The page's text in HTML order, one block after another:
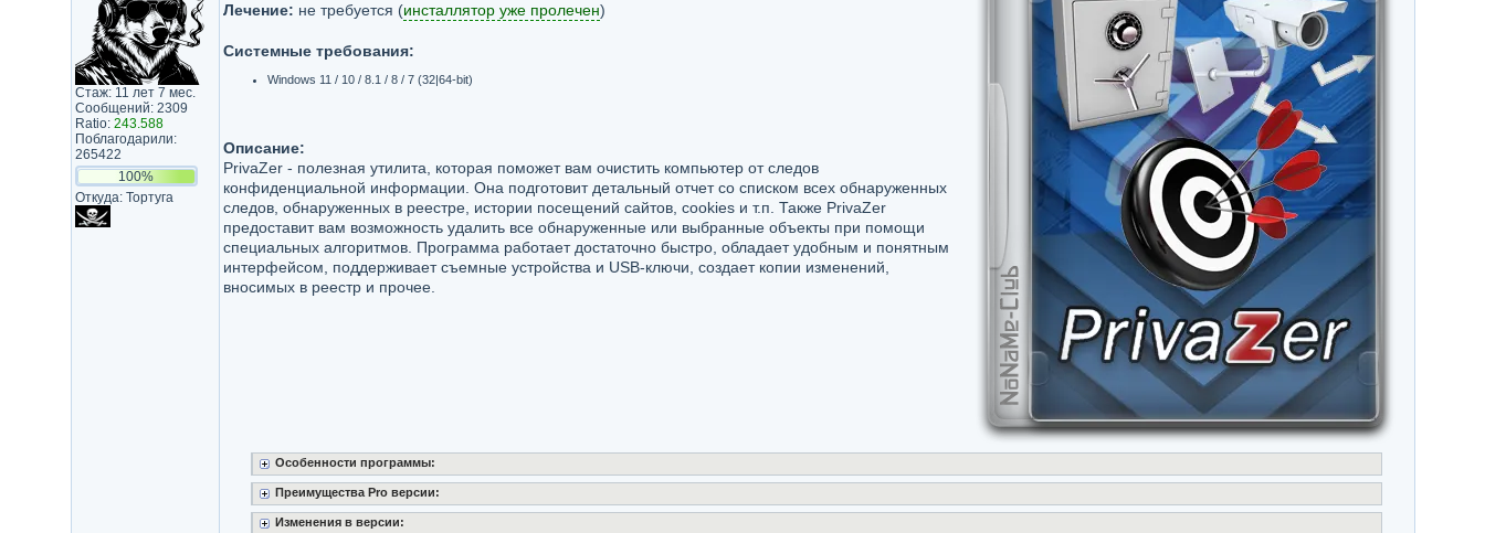
Стаж: 11 лет 7 мес.
Сообщений: 2309
Ratio: 243.588
Поблагодарили:
265422
100%
Откуда: Тортуга
Лечение: не требуется (инсталлятор уже пролечен)
Системные требования:
Windows 11 / 10 / 8.1 / 8 / 7 (32|64-bit)
Описание:
PrivaZer - полезная утилита, которая поможет вам очистить компьютер от следов
конфиденциальной информации. Она подготовит детальный отчет со списком всех обнаруженных
следов, обнаруженных в реестре, истории посещений сайтов, cookies и т.п. Также PrivaZer
предоставит вам возможность удалить все обнаруженные или выбранные объекты при помощи
специальных алгоритмов. Программа работает достаточно быстро, обладает удобным и понятным
интерфейсом, поддерживает съемные устройства и USB-ключи, создает копии изменений,
вносимых в реестр и прочее.
Особенности программы:
Преимущества Pro версии:
Изменения в версии: